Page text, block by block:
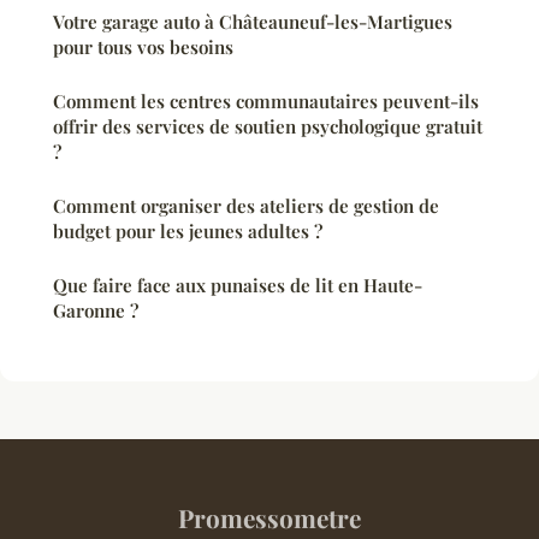
Votre garage auto à Châteauneuf-les-Martigues
pour tous vos besoins
Comment les centres communautaires peuvent-ils
offrir des services de soutien psychologique gratuit
?
Comment organiser des ateliers de gestion de
budget pour les jeunes adultes ?
Que faire face aux punaises de lit en Haute-
Garonne ?
Promessometre